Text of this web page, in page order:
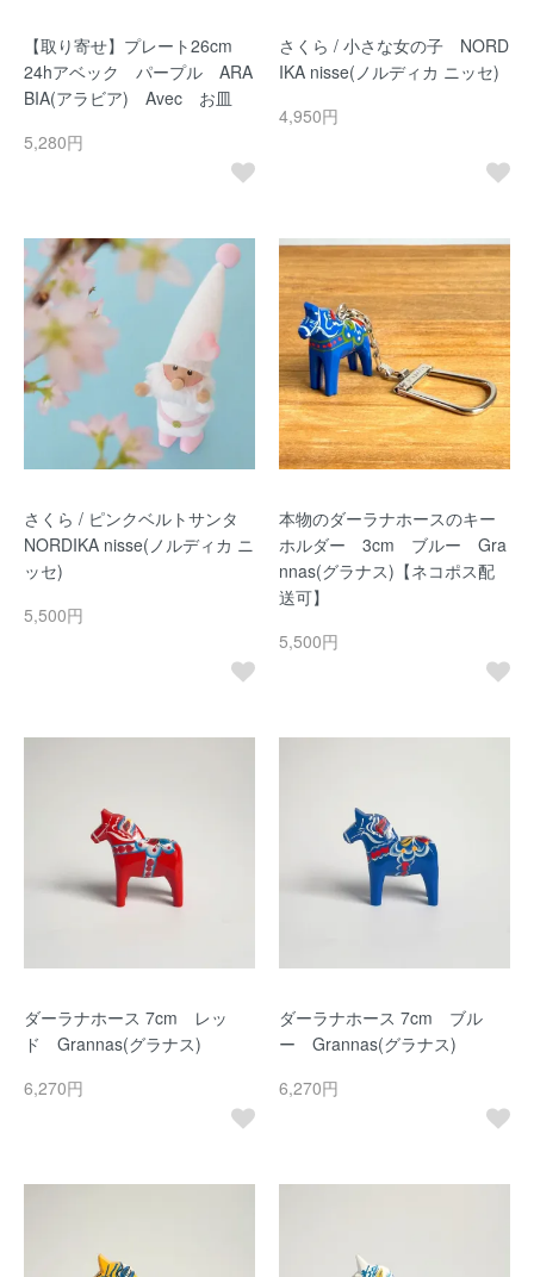
【取り寄せ】プレート26cm
24hアベック パープル ARA
BIA(アラビア) Avec お皿
5,280円
さくら / 小さな女の子 NORD
IKA nisse(ノルディカ ニッセ)
4,950円
さくら / ピンクベルトサンタ
NORDIKA nisse(ノルディカ ニ
ッセ)
5,500円
本物のダーラナホースのキー
ホルダー 3cm ブルー Gra
nnas(グラナス)【ネコポス配
送可】
5,500円
ダーラナホース 7cm レッ
ド Grannas(グラナス)
6,270円
ダーラナホース 7cm ブル
ー Grannas(グラナス)
6,270円